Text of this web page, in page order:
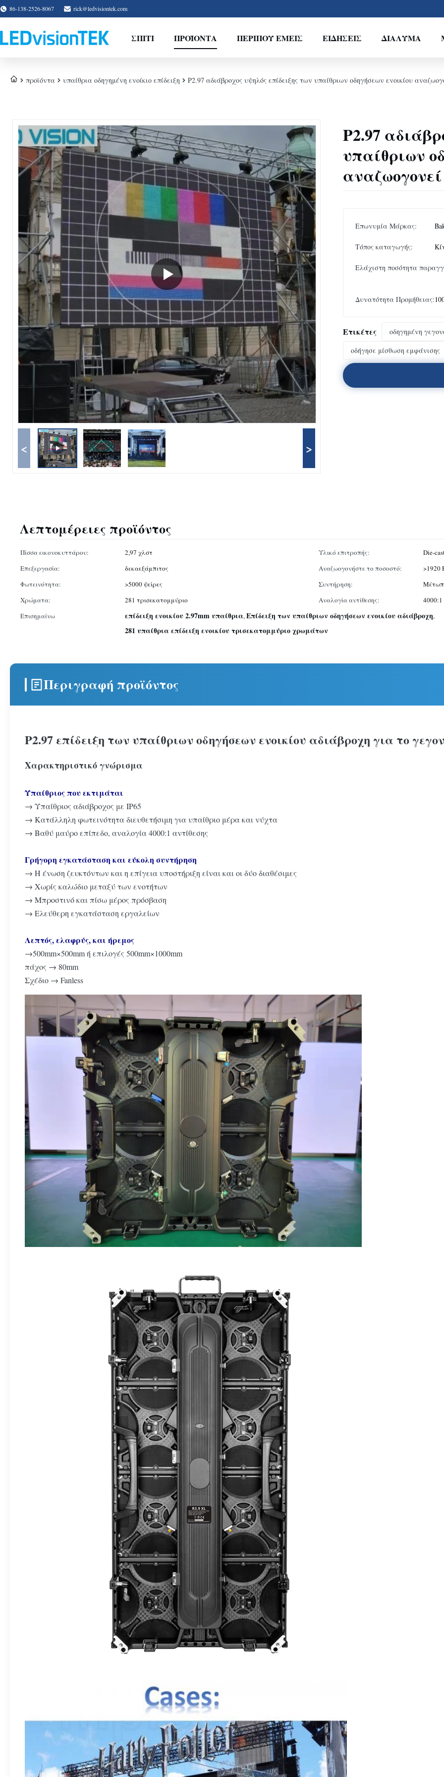
86-138-2526-8067 rick@ledvisiontek.com
ΣΠΊΤΙ ΠΡΟΪΌΝΤΑ ΠΕΡΊΠΟΥ ΕΜΕΊΣ ΕΙΔΉΣΕΙΣ ΔΙΆΛΥΜΑ
προϊόντα υπαίθρια οδηγημένη ενοίκιο επίδειξη P2.97 αδιάβροχος υψηλός επίδειξης των υπαίθριων οδηγήσεων ενοικίου
< >
P2.97
υπαίθριων
Επωνυμία Μάρκας:
Τόπος καταγωγής:
Ελάχιστη ποσότητα
Δυνατότητα Προμήθειας:
Ετικέτες
οδηγημένη
οδήγησε μίσθωση εμφάνισης
Λεπτομέρειες προϊόντος
Πίσσα εικονοκυττάρου: 2,97 χλστ Υλικό επιτροπής:
Die-
Επεξεργασία:
δεκαεξάμπιτος Αναζωογονήστε το ποσοστό:
>1920
Φωτεινότητα:
>5000 ψείρες Συντήρηση:
Χρώματα:
281 τρισεκατομμύριο Αναλογία αντίθεσης:
4000:1
Επισημαίνω
επίδειξη ενοικίου 2.97mm υπαίθρια,Επίδειξη των υπαίθριων οδηγήσεων ενοικίου αδιάβροχη,
281 υπαίθρια επίδειξη ενοικίου τρισεκατομμύριο χρωμάτων
Περιγραφή προϊόντος
P2.97 επίδειξη των υπαίθριων οδηγήσεων ενοικίου αδιάβροχη για το
Χαρακτηριστικό γνώρισμα
Υπαίθριος που εκτιμάται
→ Υπαίθριος αδιάβροχος με IP65
→ Κατάλληλη φωτεινότητα διευθετήσιμη για υπαίθριο μέρα και νύχτα
→ Βαθύ μαύρο επίπεδο, αναλογία 4000:1 αντίθεσης
Γρήγορη εγκατάσταση και εύκολη συντήρηση
→ Η ένωση ζευκτόντων και η επίγεια υποστήριξη είναι και οι δύο διαθέσιμες
→ Χωρίς καλώδιο μεταξύ των ενοτήτων
→ Μπροστινό και πίσω μέρος πρόσβαση
→ Ελεύθερη εγκατάσταση εργαλείων
Λεπτός, ελαφρύς, και ήρεμος
→500mm×500mm ή επιλογές 500mm×1000mm
πάχος → 80mm
Σχέδιο → Fanless